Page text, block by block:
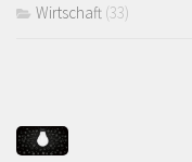
Wirtschaft (33)